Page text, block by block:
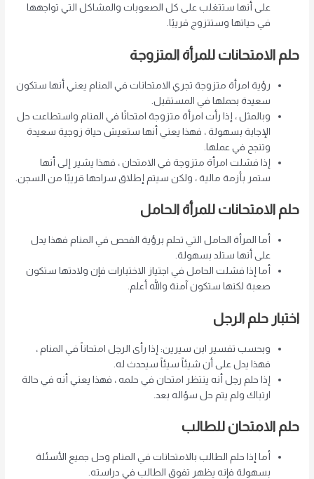
على أنها ستتغلب على كل الصعوبات والمشاكل التي تواجهها
في حياتها وستتزوج قريبًا.
حلم الامتحانات للمرأة المتزوجة
رؤية امرأة متزوجة تجري الامتحانات في المنام يعني أنها ستكون
سعيدة بحملها في المستقبل.
وبالمثل ، إذا رأت امرأة متزوجة امتحانًا في المنام واستطاعت حل
الإجابة بسهولة ، فهذا يعني أنها ستعيش حياة زوجية سعيدة
وتنجح في عملها.
إذا فشلت امرأة متزوجة في الامتحان ، فهذا يشير إلى أنها
ستمر بأزمة مالية ، ولكن سيتم إطلاق سراحها قريبًا من السجن.
حلم الامتحانات للمرأة الحامل
أما المرأة الحامل التي تحلم برؤية الفحص في المنام فهذا يدل
على أنها ستلد بسهولة.
أما إذا فشلت الحامل في اجتياز الاختبارات فإن ولادتها ستكون
صعبة لكنها ستكون آمنة والله أعلم.
اختبار حلم الرجل
وبحسب تفسير ابن سيرين: إذا رأى الرجل امتحاناً في المنام ،
فهذا يدل على أن شيئاً سيئاً سيحدث له.
إذا حلم رجل أنه ينتظر امتحان في حلمه ، فهذا يعني أنه في حالة
ارتباك ولم يتم حل سؤاله بعد.
حلم الامتحان للطالب
أما إذا حلم الطالب بالامتحانات في المنام وحل جميع الأسئلة
بسهولة فإنه يظهر تفوق الطالب في دراسته.